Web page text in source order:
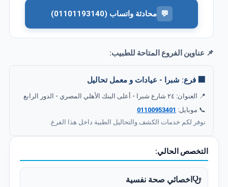
💬 محادثة واتساب (01101193140)
📌 عناوين الفروع المتاحة للطبيب:
🏢 فرع: شبرا - عيادات و معمل تحاليل
📍 العنوان: ٢٤ شارع شبرا - أعلى البنك الأهلي المصري - الدور الرابع
📞 موبايل: 01100953401
نوفر لكم خدمات الكشف والتحاليل الطبية داخل هذا الفرع.
التخصص الحالي:
اخصائي صحة نفسية